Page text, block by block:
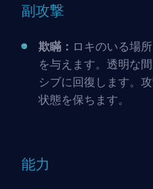
副攻撃
欺瞞： ロキのいる場
を与えます。透明な
シブに回復します。
状態を保ちます。
能力